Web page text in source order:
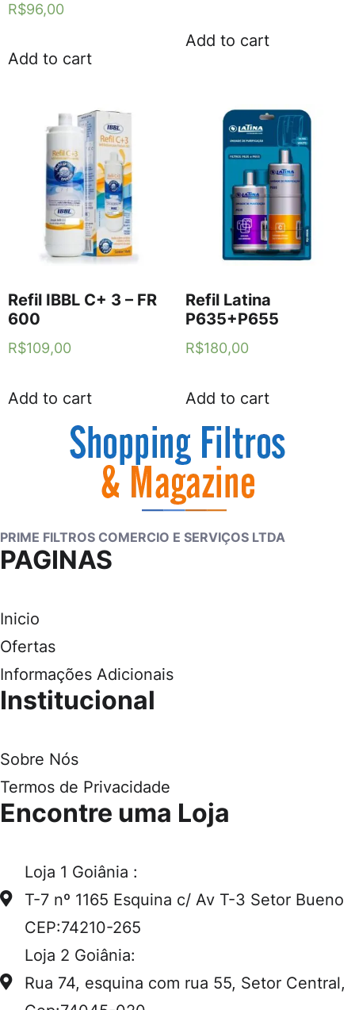
R$96,00
Add to cart
Add to cart
Refil IBBL C+ 3 – FR
600
R$109,00
Add to cart
Refil Latina
P635+P655
R$180,00
Add to cart
PRIME FILTROS COMERCIO E SERVIÇOS LTDA
PAGINAS
Inicio
Ofertas
Informações Adicionais
Institucional
Sobre Nós
Termos de Privacidade
Encontre uma Loja
Loja 1 Goiânia :
T-7 nº 1165 Esquina c/ Av T-3 Setor Bueno
CEP:74210-265
Loja 2 Goiânia:
Rua 74, esquina com rua 55, Setor Central,